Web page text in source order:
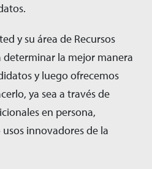
y su área de Recursos
determinar la mejor manera
y luego ofrecemos
ya sea a través de
en persona,
innovadores de la